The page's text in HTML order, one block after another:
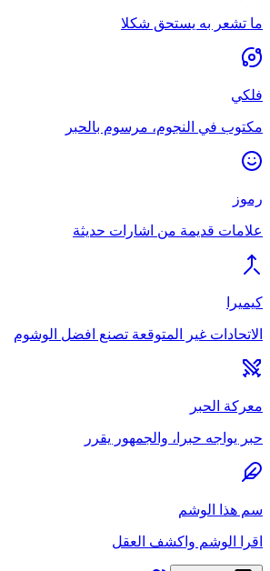
ما تشعر به يستحق شكلا
فلكي
مكتوب في النجوم، مرسوم بالحبر
رموز
علامات قديمة من اشارات حديثة
كيميرا
الاتحادات غير المتوقعة تصنع افضل الوشوم
معركة الحبر
حبر يواجه حبرا، والجمهور يقرر
سم هذا الوشم
اقرا الوشم واكشف العقل